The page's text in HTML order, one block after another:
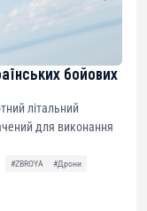
бойових
літальний
для виконання
#ZBROYA
#Дрони